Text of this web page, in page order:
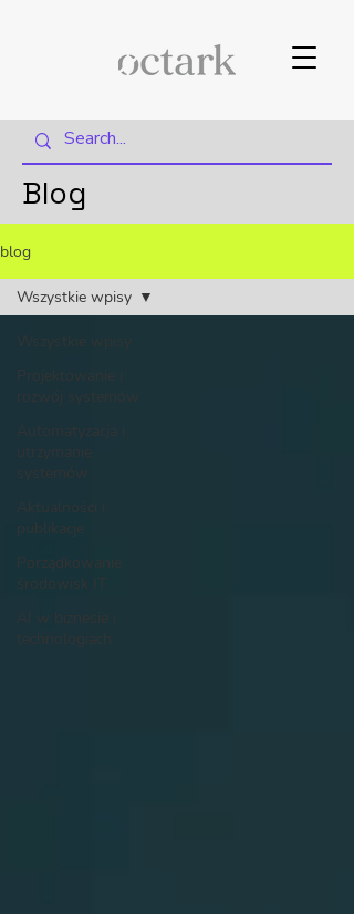
Blog
blog
Wszystkie wpisy
Projektowanie i
rozwój systemów
Automatyzacja i
utrzymanie
systemów
Aktualności i
publikacje
Porządkowanie
środowisk IT
AI w biznesie i
technologiach
Wszystkie wpisy